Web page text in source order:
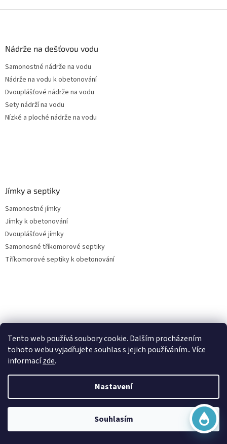
Tento web používá soubory cookie. Dalším procházením
tohoto webu vyjadřujete souhlas s jejich používáním.. Více
informacízde.
Nastavení
Souhlasím
l
Nádrže na dešťovou vodu
Samonostné nádrže na vodu
Nádrže na vodu k obetonování
Dvouplášťové nádrže na vodu
Sety nádrží na vodu
Nízké a ploché nádrže na vodu
Jímky a septiky
Samonostné jímky
Jímky k obetonování
Dvouplášťové jímky
Samonosné tříkomorové septiky
Tříkomorové septiky k obetonování
Kontakty
Posouzení nároku na dotaci dešťovka
O nás
Ochrana osobních údajů
Online
Začít konverzaci